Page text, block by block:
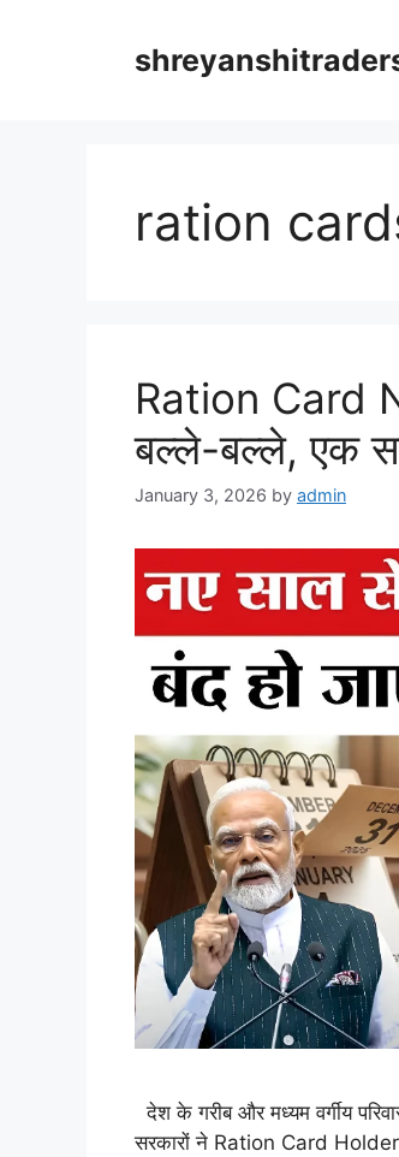
ration
Ration Card
बल्ले-बल्ले, एक
January 3, 2026 by admin
देश के गरीब और मध्यम वर्गीय
सरकारों ने Ration Card